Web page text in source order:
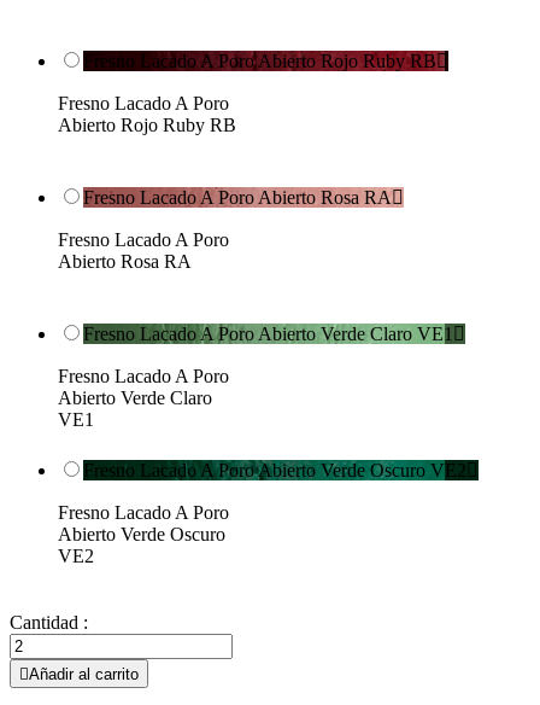
Fresno Lacado A Poro Abierto Rojo Ruby RB
Fresno Lacado A Poro
Abierto Rojo Ruby RB
Fresno Lacado A Poro Abierto Rosa RA
Fresno Lacado A Poro
Abierto Rosa RA
Fresno Lacado A Poro Abierto Verde Claro VE1 
Fresno Lacado A Poro
Abierto Verde Claro
VE1
Fresno Lacado A Poro Abierto Verde Oscuro VE2 
Fresno Lacado A Poro
Abierto Verde Oscuro
VE2
Cantidad :
Añadir al carrito